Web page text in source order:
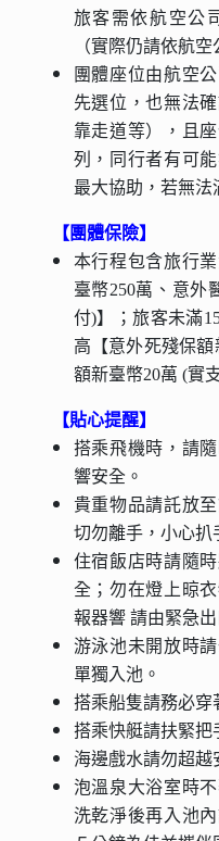
旅客需依航空公
（實際仍請依航空
團體座位由航空
先選位，也無法
靠走道等），且
列，同行者有可
最大協助，若無法
【團體保險】
本行程包含旅行
臺幣250萬、意外
付)】；旅客未滿
高【意外死殘保
額新臺幣20萬 (實
【貼心提醒】
搭乘飛機時，請
響安全。
貴重物品請託放
切勿離手，小心扒
住宿飯店時請隨
全；勿在燈上晾
報器響 請由緊急
游泳池未開放時
單獨入池。
搭乘船隻請務必穿
搭乘快艇請扶緊把
海邊戲水請勿超越
泡溫泉大浴室時
洗乾淨後再入池